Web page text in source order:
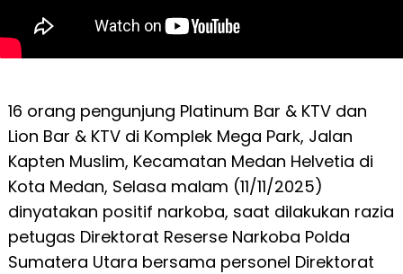
16 orang pengunjung Platinum Bar & KTV dan
Lion Bar & KTV di Komplek Mega Park, Jalan
Kapten Muslim, Kecamatan Medan Helvetia di
Kota Medan, Selasa malam (11/11/2025)
dinyatakan positif narkoba, saat dilakukan razia
petugas Direktorat Reserse Narkoba Polda
Sumatera Utara bersama personel Direktorat